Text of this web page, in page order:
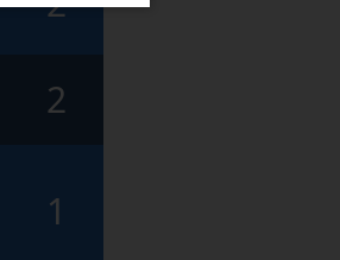
2
1